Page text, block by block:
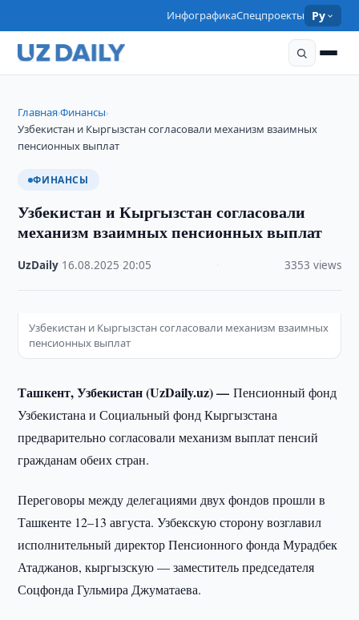
ИнфографикаСпецпроекты Ру
Главная›Финансы›
Узбекистан и Кыргызстан согласовали механизм взаимных
пенсионных выплат
ФИНАНСЫ
Узбекистан и Кыргызстан согласовали
механизм взаимных пенсионных выплат
UzDaily 16.08.2025 ·20:05 3353 views
Узбекистан и Кыргызстан согласовали механизм взаимных
пенсионных выплат
Ташкент, Узбекистан (UzDaily.uz) —Пенсионный фонд
Узбекистана и Социальный фонд Кыргызстана
предварительно согласовали механизм выплат пенсий
гражданам обеих стран.
Переговоры между делегациями двух фондов прошли в
Ташкенте 12–13 августа. Узбекскую сторону возглавил
исполнительный директор Пенсионного фонда Мурадбек
Атаджанов, кыргызскую — заместитель председателя
Соцфонда Гульмира Джуматаева.